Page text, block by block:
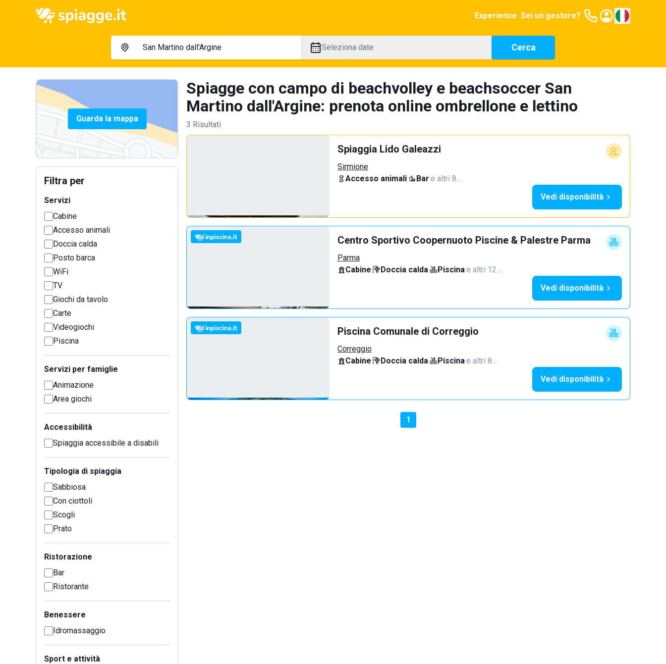
Experience Sei un gestore?
Seleziona date Cerca
Guarda la mappa
Filtra per
Servizi
Cabine
Accesso animali
Doccia calda
Posto barca
WiFi
TV
Giochi da tavolo
Carte
Videogiochi
Piscina
Servizi per famiglie
Animazione
Area giochi
Accessibilità
Spiaggia accessibile a disabili
Tipologia di spiaggia
Sabbiosa
Con ciottoli
Scogli
Prato
Ristorazione
Bar
Ristorante
Benessere
Idromassaggio
Sport e attività
Spiagge con campo di beachvolley e beachsoccer San
Martino dall'Argine: prenota online ombrellone e lettino
3 Risultati
Spiaggia Lido Galeazzi
Sirmione
Accesso animali· Bar·e altri 8…
Vedi disponibilità
Centro Sportivo Coopernuoto Piscine & Palestre Parma
Parma
Cabine· Doccia calda· Piscina·e altri 12…
Vedi disponibilità
Piscina Comunale di Correggio
Correggio
Cabine· Doccia calda· Piscina·e altri 8…
Vedi disponibilità
1